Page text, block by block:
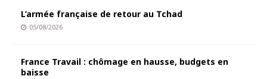
L’armée française de retour au Tchad
05/08/2026
France Travail : chômage en hausse, budgets en
baisse